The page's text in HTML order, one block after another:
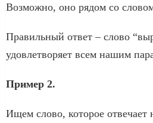
Возможно, оно рядом со
Правильный ответ – слово
удовлетворяет всем нашим
Пример 2.
Ищем слово, которое отвечает